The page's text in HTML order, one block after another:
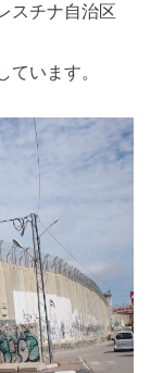
スチナ自治区
います。